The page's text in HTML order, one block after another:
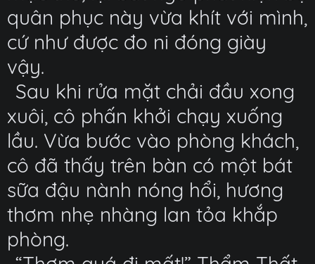
quân phục này vừa khít với mình,
cứ như được đo ni đóng giày
vậy.
Sau khi rửa mặt chải đầu xong
xuôi, cô phấn khởi chạy xuống
lầu. Vừa bước vào phòng khách,
cô đã thấy trên bàn có một bát
sữa đậu nành nóng hổi, hương
thơm nhẹ nhàng lan tỏa khắp
phòng.